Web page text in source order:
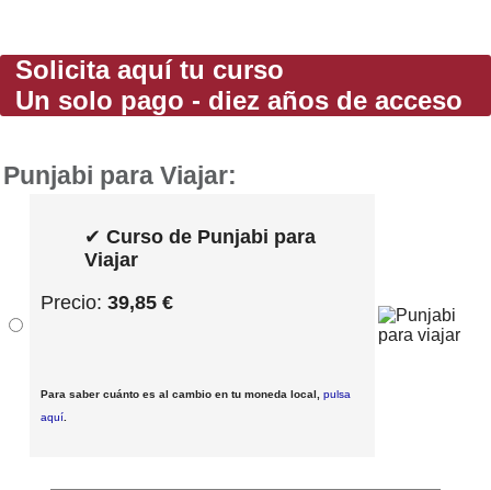
Solicita aquí tu curso
Un solo pago - diez años de acceso
Punjabi para Viajar:
✔ Curso de Punjabi para
Viajar
Precio: 39,85 €
Para saber cuánto es al cambio en tu moneda local, pulsa
aquí